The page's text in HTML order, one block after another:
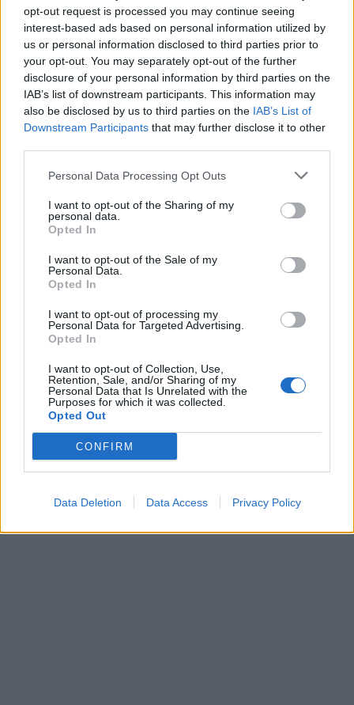
opt-out request is processed you may continue seeing
interest-based ads based on personal information utilized by
us or personal information disclosed to third parties prior to
your opt-out. You may separately opt-out of the further
disclosure of your personal information by third parties on the
IAB’s list of downstream participants. This information may
also be disclosed by us to third parties on the IAB’s List of
Downstream Participants that may further disclose it to other
Personal Data Processing Opt Outs
I want to opt-out of the Sharing of my
personal data.
Opted In
I want to opt-out of the Sale of my
Personal Data.
Opted In
I want to opt-out of processing my
Personal Data for Targeted Advertising.
Opted In
I want to opt-out of Collection, Use,
Retention, Sale, and/or Sharing of my
Personal Data that Is Unrelated with the
Purposes for which it was collected.
Opted Out
CONFIRM
Data Deletion Data Access Privacy Policy